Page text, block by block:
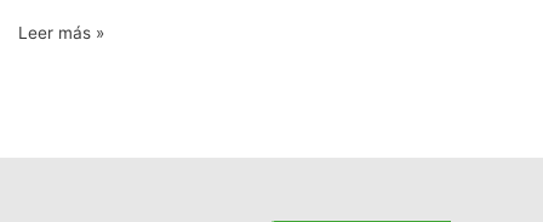
a
Leer más »